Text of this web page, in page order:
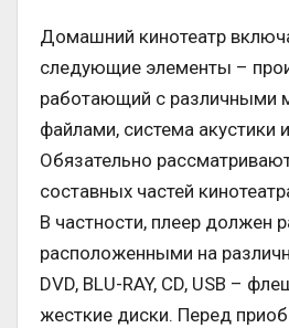
Домашний кинотеатр
следующие элементы –
работающий с различными
файлами, система акустики
Обязательно
составных частей
В частности, плеер должен
расположенными на
DVD, BLU-RAY, CD, USB –
жесткие диски. Перед